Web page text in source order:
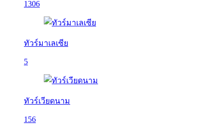
1306
ทัวร์มาเลเซีย
5
ทัวร์เวียดนาม
156